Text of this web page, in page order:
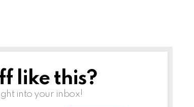
like this?
into your inbox!